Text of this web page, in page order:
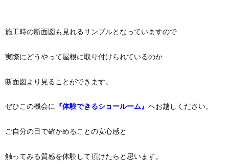
施工時の断面図も見れるサンプルとなっていますので
実際にどうやって屋根に取り付けられているのか
断面図より見ることができます。
ぜひこの機会に 『体験できるショールーム』 へお越しください。
ご自分の目で確かめることの安心感と
触ってみる質感を体験して頂けたらと思います。